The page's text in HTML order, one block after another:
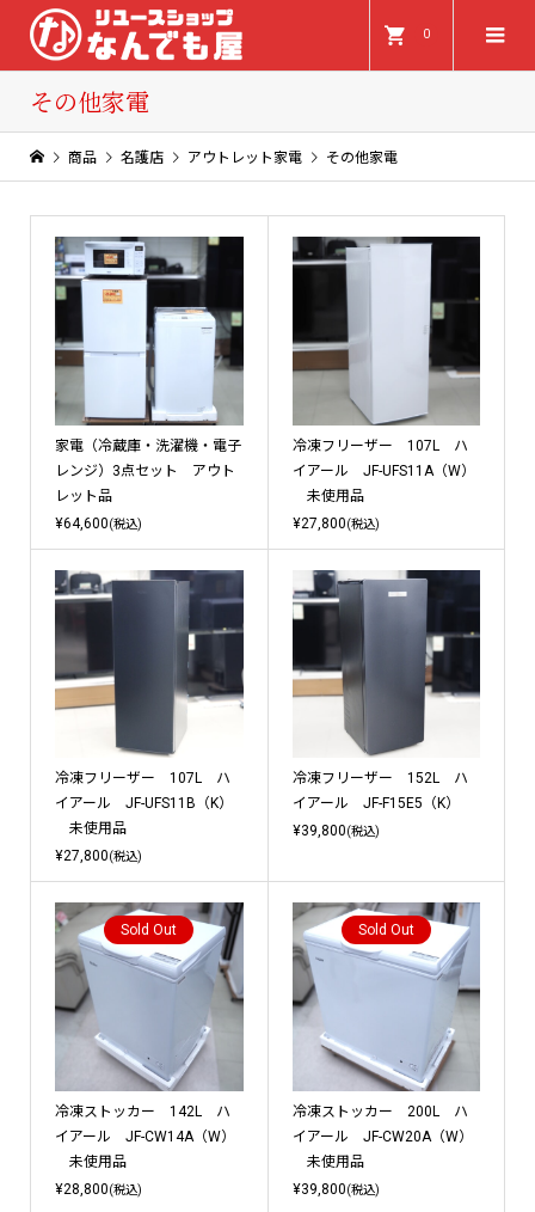
0
その他家電
商品 名護店 アウトレット家電 その他家電
家電（冷蔵庫・洗濯機・電子
レンジ）3点セット アウト
レット品
¥64,600(税込)
冷凍フリーザー 107L ハ
イアール JF-UFS11A（W）
未使用品
¥27,800(税込)
冷凍フリーザー 107L ハ
イアール JF-UFS11B（K）
未使用品
¥27,800(税込)
冷凍フリーザー 152L ハ
イアール JF-F15E5（K）
¥39,800(税込)
Sold Out
冷凍ストッカー 142L ハ
イアール JF-CW14A（W）
未使用品
¥28,800(税込)
Sold Out
冷凍ストッカー 200L ハ
イアール JF-CW20A（W）
未使用品
¥39,800(税込)